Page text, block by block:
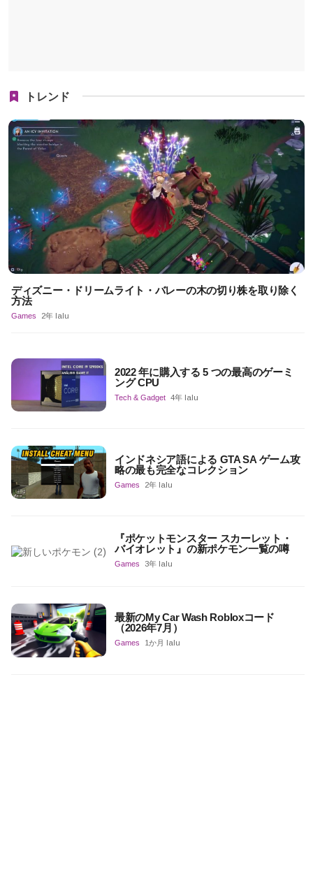
トレンド
ディズニー・ドリームライト・バレーの木の切り株を取り除く
方法
Games 2年 lalu
2022 年に購入する 5 つの最高のゲーミ
ング CPU
Tech & Gadget 4年 lalu
インドネシア語による GTA SA ゲーム攻
略の最も完全なコレクション
Games 2年 lalu
『ポケットモンスター スカーレット・
バイオレット』の新ポケモン一覧の噂
Games 3年 lalu
最新のMy Car Wash Robloxコード
（2026年7月）
Games 1か月 lalu